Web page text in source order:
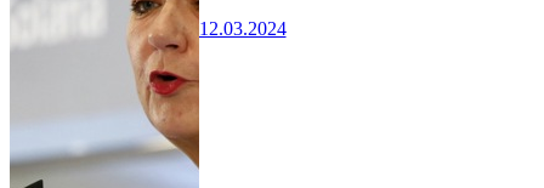
12.03.2024